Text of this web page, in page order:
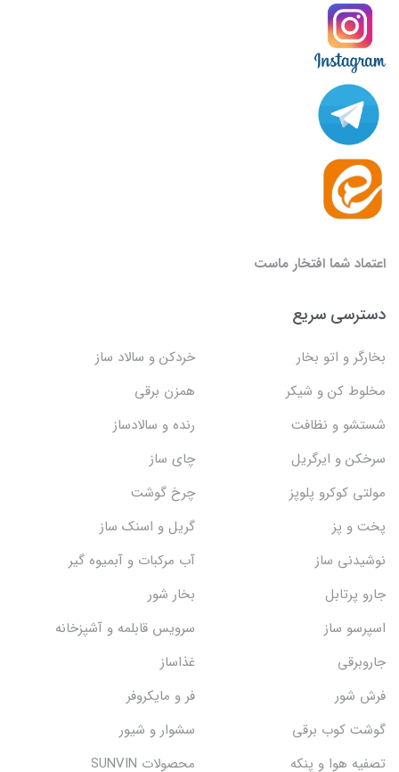
اعتماد شما افتخار ماست
دسترسی سریع
بخارگر و اتو بخار
خردکن و سالاد ساز
مخلوط کن و شیکر
همزن برقی
شستشو و نظافت
رنده و سالادساز
سرخکن و ایرگریل
چای ساز
مولتی کوکرو پلوپز
چرخ گوشت
پخت و پز
گریل و اسنک‌ ساز
نوشیدنی ساز
آب مرکبات و آبمیوه گیر
جارو پرتابل
بخار شور
اسپرسو ساز
سرویس قابلمه و آشپزخانه
جاروبرقی
غذاساز
فرش شور
فر و مایکروفر
گوشت کوب برقی
سشوار و شیور
تصفیه هوا و پنکه
محصولات SUNVIN